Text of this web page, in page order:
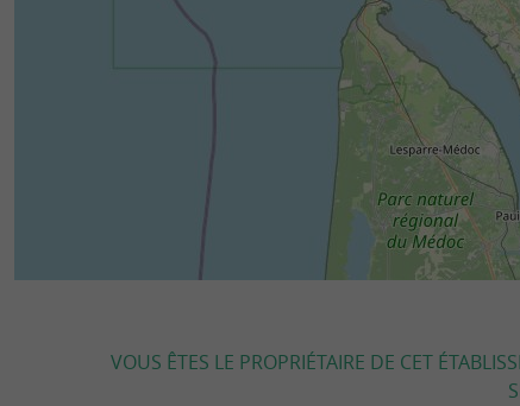
VOUS ÊTES LE PROPRIÉTAIRE DE CET